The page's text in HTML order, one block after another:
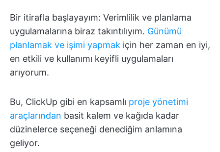
Bir itirafla başlayayım: Verimlilik ve planlama
uygulamalarına biraz takıntılıyım. Günümü
planlamak ve işimi yapmak için her zaman en iyi,
en etkili ve kullanımı keyifli uygulamaları
arıyorum.
Bu, ClickUp gibi en kapsamlı proje yönetimi
araçlarından basit kalem ve kağıda kadar
düzinelerce seçeneği denediğim anlamına
geliyor.